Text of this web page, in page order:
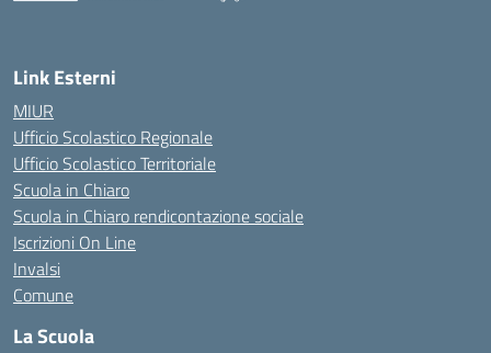
Link Esterni
MIUR
Ufficio Scolastico Regionale
Ufficio Scolastico Territoriale
Scuola in Chiaro
Scuola in Chiaro rendicontazione sociale
Iscrizioni On Line
Invalsi
Comune
La Scuola